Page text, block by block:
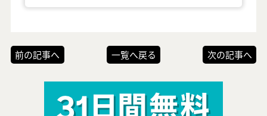
前の記事へ 一覧へ戻る 次の記事へ